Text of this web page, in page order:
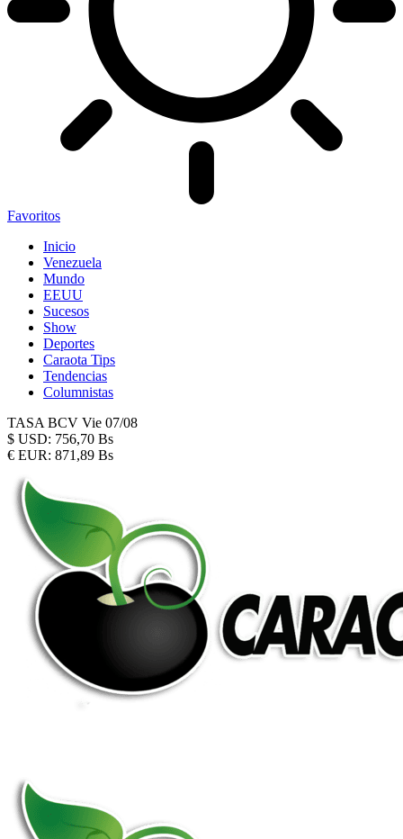
Favoritos
Inicio
Venezuela
Mundo
EEUU
Sucesos
Show
Deportes
Caraota Tips
Tendencias
Columnistas
TASA BCV Vie 07/08
$ USD: 756,70 Bs
€ EUR: 871,89 Bs